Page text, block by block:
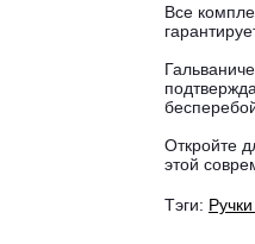
Все
Откройте
этой
Тэги: